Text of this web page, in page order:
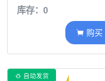
库存：0
 购买
 自动发货